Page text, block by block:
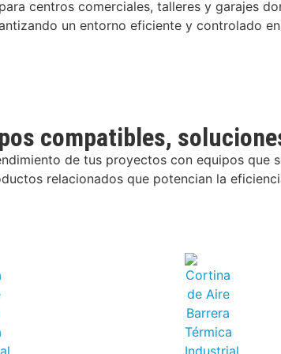
centros comerciales, talleres y garajes
un entorno eficiente y controlado
compatibles,
de tus proyectos con equipos que
relacionados que potencian la